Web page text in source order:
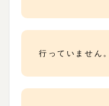
行っていません。